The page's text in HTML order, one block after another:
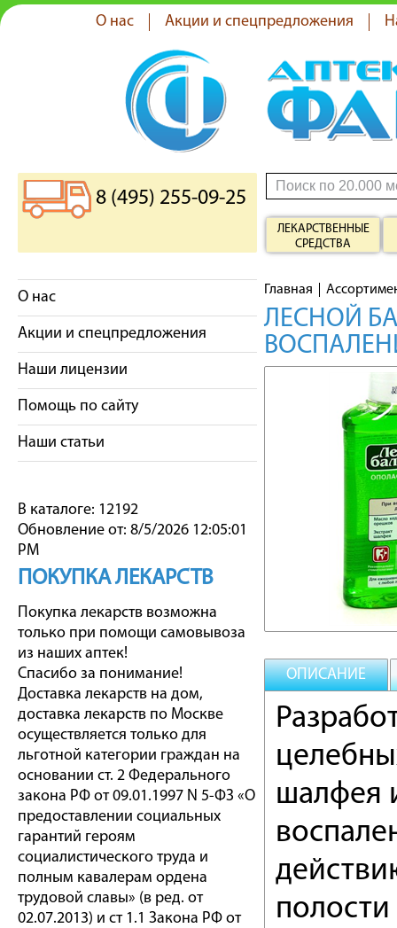
О нас Акции и спецпредложения
8 (495) 255-09-25
ЛЕКАРСТВЕННЫЕ
СРЕДСТВА
О нас
Акции и спецпредложения
Наши лицензии
Помощь по сайту
Наши статьи
В каталоге: 12192
Обновление от: 8/5/2026 12:05:01
PM
ПОКУПКА ЛЕКАРСТВ
Покупка лекарств возможна
только при помощи самовывоза
из наших аптек!
Спасибо за понимание!
Доставка лекарств на дом,
доставка лекарств по Москве
осуществляется только для
льготной категории граждан на
основании ст. 2 Федерального
закона РФ от 09.01.1997 N 5-ФЗ «О
предоставлении социальных
гарантий героям
социалистического труда и
полным кавалерам ордена
трудовой славы» (в ред. от
02.07.2013) и ст 1.1 Закона РФ от
Главная
ЛЕСНОЙ
ОПИСАНИЕ
шалфея